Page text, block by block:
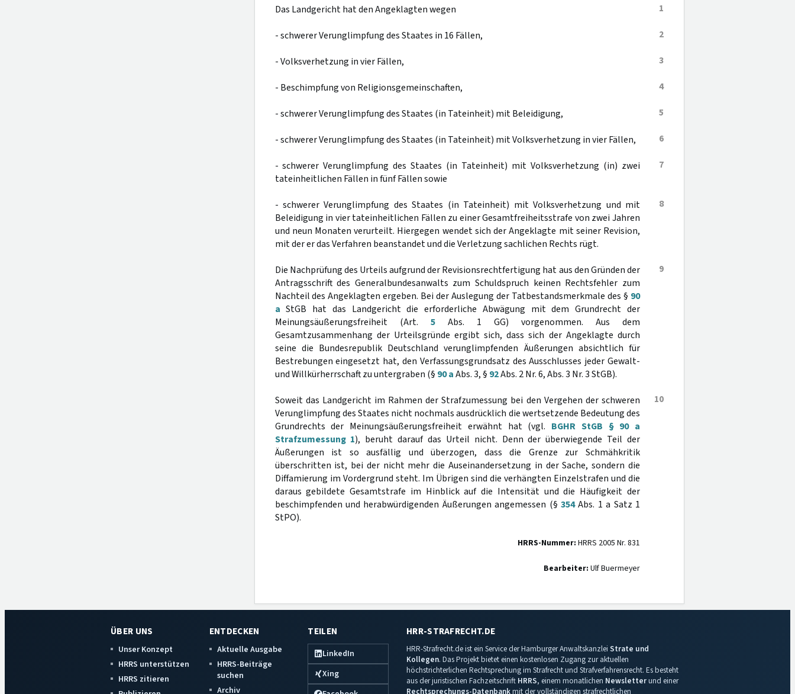
1
Das Landgericht hat den Angeklagten wegen
2
- schwerer Verunglimpfung des Staates in 16 Fällen,
3
- Volksverhetzung in vier Fällen,
4
- Beschimpfung von Religionsgemeinschaften,
5
- schwerer Verunglimpfung des Staates (in Tateinheit) mit Beleidigung,
6
- schwerer Verunglimpfung des Staates (in Tateinheit) mit Volksverhetzung in vier Fällen,
7
- schwerer Verunglimpfung des Staates (in Tateinheit) mit Volksverhetzung (in) zwei
tateinheitlichen Fällen in fünf Fällen sowie
8
- schwerer Verunglimpfung des Staates (in Tateinheit) mit Volksverhetzung und mit
Beleidigung in vier tateinheitlichen Fällen zu einer Gesamtfreiheitsstrafe von zwei Jahren
und neun Monaten verurteilt. Hiergegen wendet sich der Angeklagte mit seiner Revision,
mit der er das Verfahren beanstandet und die Verletzung sachlichen Rechts rügt.
9
Die Nachprüfung des Urteils aufgrund der Revisionsrechtfertigung hat aus den Gründen der
Antragsschrift des Generalbundesanwalts zum Schuldspruch keinen Rechtsfehler zum
Nachteil des Angeklagten ergeben. Bei der Auslegung der Tatbestandsmerkmale des § 90
a StGB hat das Landgericht die erforderliche Abwägung mit dem Grundrecht der
Meinungsäußerungsfreiheit (Art. 5Abs. 1 GG) vorgenommen. Aus dem
Gesamtzusammenhang der Urteilsgründe ergibt sich, dass sich der Angeklagte durch
seine die Bundesrepublik Deutschland verunglimpfenden Äußerungen absichtlich für
Bestrebungen eingesetzt hat, den Verfassungsgrundsatz des Ausschlusses jeder Gewalt-
und Willkürherrschaft zu untergraben (§ 90 aAbs. 3, § 92Abs. 2 Nr. 6, Abs. 3 Nr. 3 StGB).
10
Soweit das Landgericht im Rahmen der Strafzumessung bei den Vergehen der schweren
Verunglimpfung des Staates nicht nochmals ausdrücklich die wertsetzende Bedeutung des
Grundrechts der Meinungsäußerungsfreiheit erwähnt hat (vgl. BGHR StGB § 90 a
Strafzumessung 1), beruht darauf das Urteil nicht. Denn der überwiegende Teil der
Äußerungen ist so ausfällig und überzogen, dass die Grenze zur Schmähkritik
überschritten ist, bei der nicht mehr die Auseinandersetzung in der Sache, sondern die
Diffamierung im Vordergrund steht. Im Übrigen sind die verhängten Einzelstrafen und die
daraus gebildete Gesamtstrafe im Hinblick auf die Intensität und die Häufigkeit der
beschimpfenden und herabwürdigenden Äußerungen angemessen (§ 354Abs. 1 a Satz 1
StPO).
HRRS-Nummer: HRRS 2005 Nr. 831
Bearbeiter: Ulf Buermeyer
ÜBER UNS
Unser Konzept
HRRS unterstützen
HRRS zitieren
ENTDECKEN
Aktuelle Ausgabe
HRRS-Beiträge
suchen
Archiv
TEILEN
LinkedIn
Xing
HRR-STRAFRECHT.DE
HRR-Strafrecht.de ist ein Service der Hamburger Anwaltskanzlei Strate und
Kollegen. Das Projekt bietet einen kostenlosen Zugang zur aktuellen
höchstrichterlichen Rechtsprechung im Strafrecht und Strafverfahrensrecht. Es besteht
aus der juristischen Fachzeitschrift HRRS, einem monatlichen Newsletterund einer
Rechtsprechungs-Datenbankmit der vollständigen strafrechtlichen